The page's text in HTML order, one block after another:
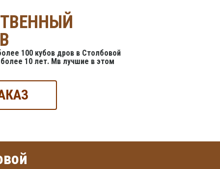
100 кубов дров в Столбовой
10 лет. Мв лучшие в этом